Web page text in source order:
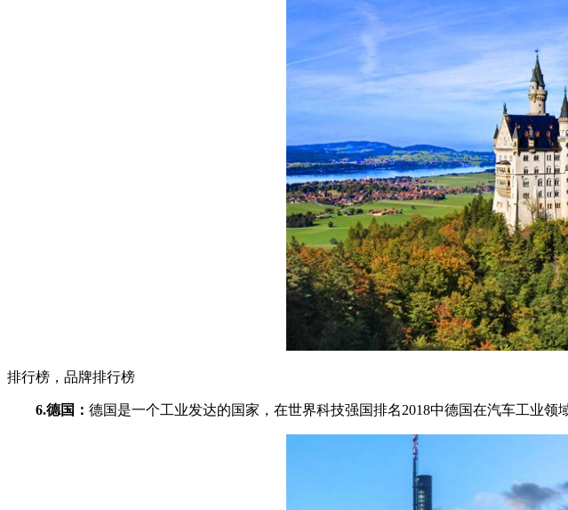
排行榜，品牌排行榜
6.德国： 德国是一个工业发达的国家，在世界科技强国排名2018中德国在汽车工业领